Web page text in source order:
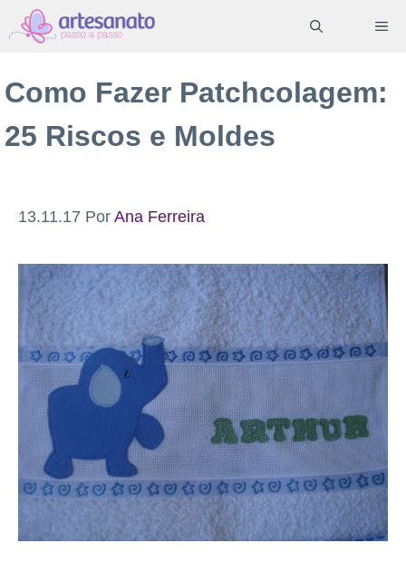
Pular
para
conteúdo
Como Fazer Patchcolagem:
25 Riscos e Moldes
13.11.17 Por Ana Ferreira